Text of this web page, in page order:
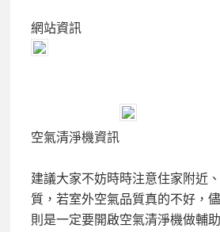
網站資訊
空氣清淨機資訊
建議大家不妨時時注意住家附近
質，若室外空氣品質真的不好，
則是一定要開啟空氣清淨機做輔